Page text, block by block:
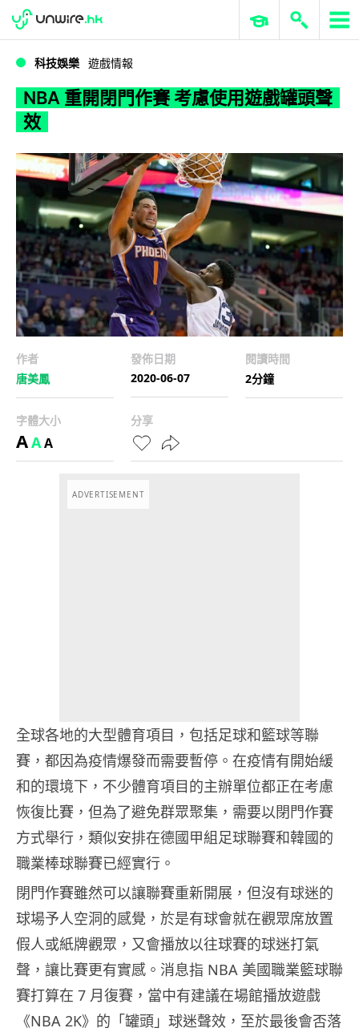
NBA 重開閉門作賽 考慮使用遊戲罐頭聲效
WWDC 2026 ERP 與商業 AI
科技娛樂 遊戲情報
NBA 重開閉門作賽 考慮使用遊戲罐頭聲
效
作者
唐美鳳
發佈日期
2020-06-07
閱讀時間
2分鐘
字體大小
AAA
分享
ADVERTISEMENT
全球各地的大型體育項目，包括足球和籃球等聯
賽，都因為疫情爆發而需要暫停。在疫情有開始緩
和的環境下，不少體育項目的主辦單位都正在考慮
恢復比賽，但為了避免群眾聚集，需要以閉門作賽
方式舉行，類似安排在德國甲組足球聯賽和韓國的
職業棒球聯賽已經實行。
閉門作賽雖然可以讓聯賽重新開展，但沒有球迷的
球場予人空洞的感覺，於是有球會就在觀眾席放置
假人或紙牌觀眾，又會播放以往球賽的球迷打氣
聲，讓比賽更有實感。消息指 NBA 美國職業籃球聯
賽打算在 7 月復賽，當中有建議在場館播放遊戲
《NBA 2K》的「罐頭」球迷聲效，至於最後會否落